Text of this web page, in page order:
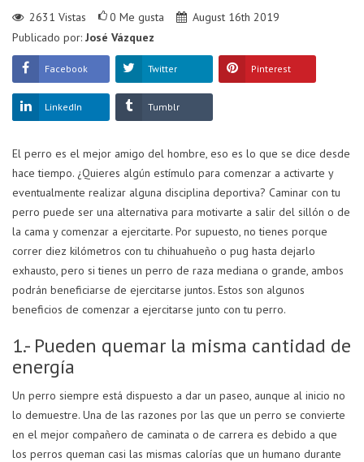
2631 Vistas 0 Me gusta
August 16th 2019
Publicado por: José Vázquez
Facebook Twitter Pinterest
LinkedIn Tumblr
El perro es el mejor amigo del hombre, eso es lo que se dice desde
hace tiempo. ¿Quieres algún estímulo para comenzar a activarte y
eventualmente realizar alguna disciplina deportiva? Caminar con tu
perro puede ser una alternativa para motivarte a salir del sillón o de
la cama y comenzar a ejercitarte. Por supuesto, no tienes porque
correr diez kilómetros con tu chihuahueño o pug hasta dejarlo
exhausto, pero si tienes un perro de raza mediana o grande, ambos
podrán beneficiarse de ejercitarse juntos. Estos son algunos
beneficios de comenzar a ejercitarse junto con tu perro.
1.- Pueden quemar la misma cantidad de
energía
Un perro siempre está dispuesto a dar un paseo, aunque al inicio no
lo demuestre. Una de las razones por las que un perro se convierte
en el mejor compañero de caminata o de carrera es debido a que
los perros queman casi las mismas calorías que un humano durante